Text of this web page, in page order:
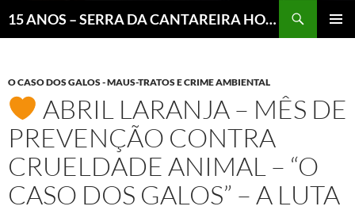
15 ANOS – SERRA DA CANTAREIRA HOJE E COTIDIANO DO BRASIL E DO MUNDO
O CASO DOS GALOS - MAUS-TRATOS E CRIME AMBIENTAL
ABRIL LARANJA – MÊS DE
PREVENÇÃO CONTRA
CRUELDADE ANIMAL – “O
CASO DOS GALOS” – A LUTA